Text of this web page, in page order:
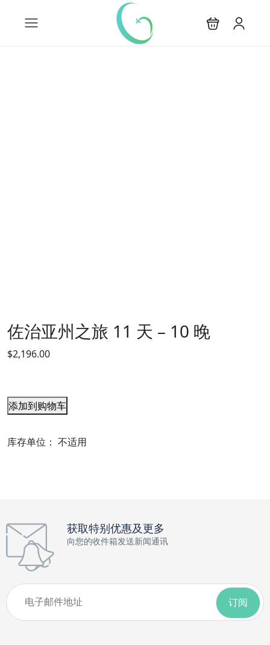
佐治亚州之旅 11 天 – 10 晚
$2,196.00
添加到购物车
库存单位： 不适用
获取特别优惠及更多
向您的收件箱发送新闻通讯